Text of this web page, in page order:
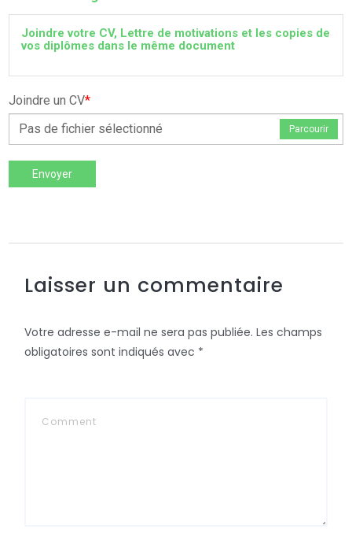
Joindre votre CV, Lettre de motivations et les copies de
vos diplômes dans le même document
Joindre un CV*
Pas de fichier sélectionné
Parcourir
Envoyer
Laisser un commentaire
Votre adresse e-mail ne sera pas publiée. Les champs
obligatoires sont indiqués avec *